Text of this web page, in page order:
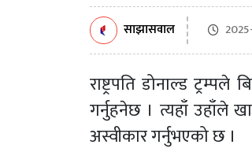
साझासवाल
राष्ट्रपति डोनाल्ड
गर्नुहनेछ । त्यहाँ उहाँले
अस्वीकार गर्नुभएको छ ।